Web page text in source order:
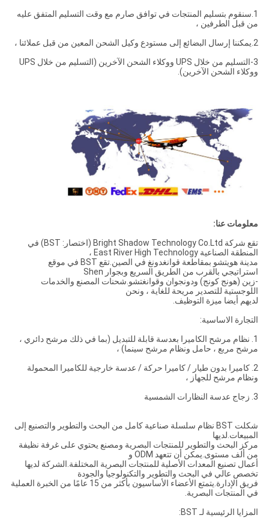
1.سنقوم بتسليم المنتجات في توافق صارم مع وقت التسليم المتفق عليه
من قبل الطرفين ،
2.يمكننا إرسال البضائع إلى مستودع وكيل الشحن المعين من قبل عملائنا ،
3-التسليم من خلال UPS ووكلاء الشحن الآخرين (التسليم من خلال UPS
ووكلاء الشحن الآخرين).
معلومات عنا:
تقع شركة Bright Shadow Technology Co.Ltd (اختصار: BST) في
المنطقة الصناعية East River High Technology ،
مدينة هويتشو بمقاطعة قوانغدونغ في الصين.تقع BST في موقع
استراتيجي بالقرب من الطريق السريع وبجوار Shen
-زين (هونج كونج) ودونجوان وقوانغتشو.شحنات المصنع والخدمات
اللوجستية للتصدير مريحة للغاية ، ونحن
لديهم أيضا ميزة التوظيف.
التجارة الاساسية:
1. نظام مرشح الكاميرا بعدسة قابلة للتبديل (بما في ذلك مرشح دائري ،
مرشح مربع ، حامل ونظام مرشح سينما) ،
2. كاميرا بدون طيار / كاميرا حركة / عدسة خارجية للكاميرا المحمولة
ونظام مرشح للجهاز ،
3. زجاج عدسة النظارات الشمسية
شكلت BST نظام سلسلة صناعية كامل من البحث والتطوير والتصنيع إلى
المبيعات.لديها
مركز البحث والتطوير للمنتجات البصرية ومصنع يحتوي على غرفة نظيفة
من ألف مستوى.يمكن أن تتعهد ODM و
أعمال تصنيع المعدات الأصلية للمنتجات البصرية المختلفة.الشركة لديها
تخصص عالي في البحث والتطوير والتكنولوجيا والجودة
فريق الإدارة.يتمتع الأعضاء الأساسيون بأكثر من 15 عامًا من الخبرة العملية
في المنتجات البصرية.
المزايا الرئيسية لـ BST: